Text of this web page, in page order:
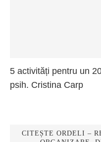
5 activități pentru un
psih. Cristina Carp
CITEȘTE ORDELI –